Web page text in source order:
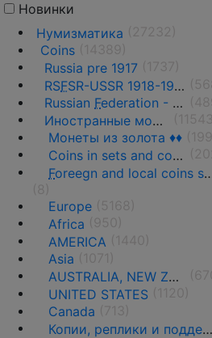
Новинки
Нумизматика
Coins
Russia pre 1917
RSFSR-USSR 1918-1991
Russian Federation - 1991 - n.d.
Иностранные монеты
Монеты из золота ♦♦
Coins in sets and coins collections
Foreegn and local coins sold in by weight
Europe
Africa
AMERICA
Asia
AUSTRALIA, NEW ZEALAND AND OCEANIA
UNITED STATES
Canada
Копии, реплики и подделки